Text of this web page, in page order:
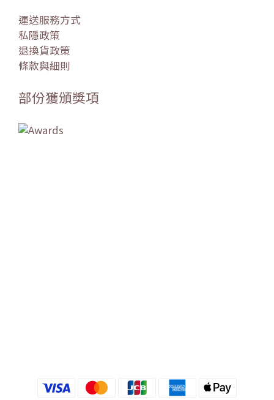
運送服務方式
私隱政策
退換貨政策
條款與細則
部份獲頒獎項